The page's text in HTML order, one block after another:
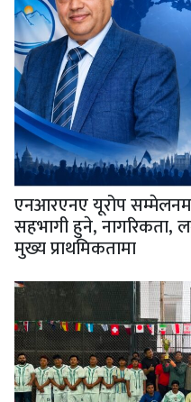
एनआरएनए यूरोप
सहभागी हुने, नागरिकता,
मुख्य प्राथमिकतामा